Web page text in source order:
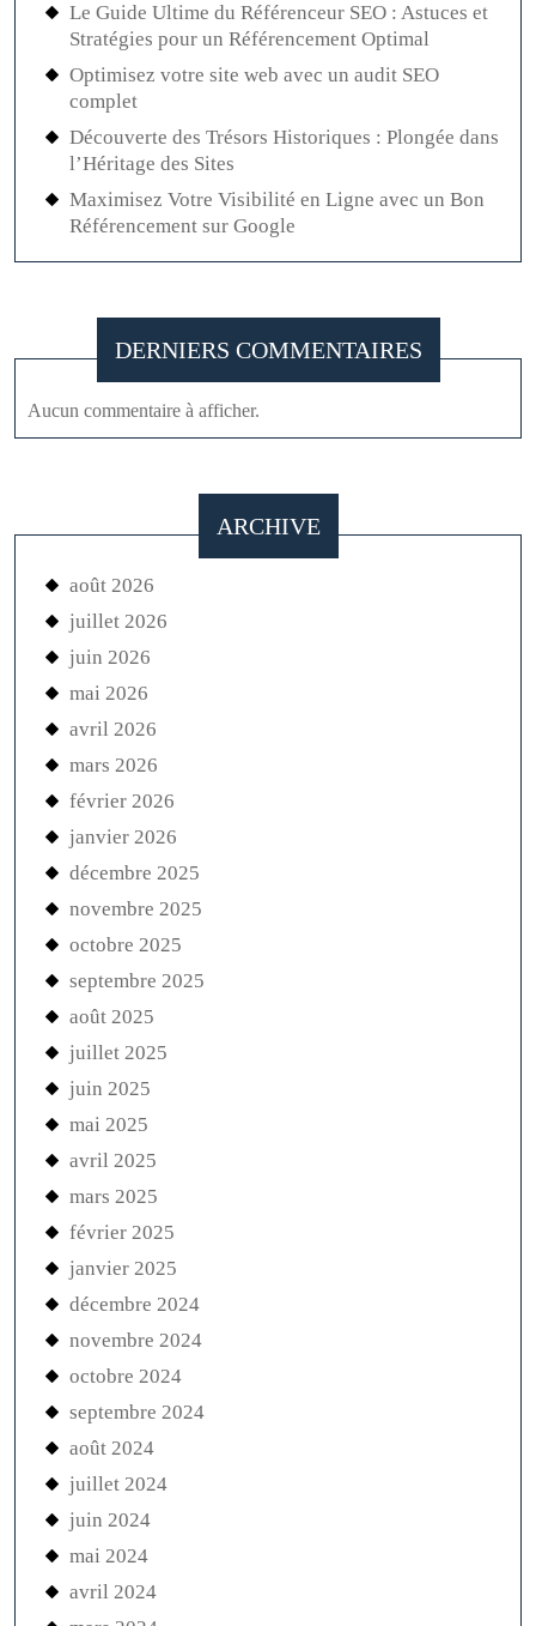
Le Guide Ultime du Référenceur SEO : Astuces et
Stratégies pour un Référencement Optimal
Optimisez votre site web avec un audit SEO
complet
Découverte des Trésors Historiques : Plongée dans
l’Héritage des Sites
Maximisez Votre Visibilité en Ligne avec un Bon
Référencement sur Google
DERNIERS COMMENTAIRES
Aucun commentaire à afficher.
ARCHIVE
août 2026
juillet 2026
juin 2026
mai 2026
avril 2026
mars 2026
février 2026
janvier 2026
décembre 2025
novembre 2025
octobre 2025
septembre 2025
août 2025
juillet 2025
juin 2025
mai 2025
avril 2025
mars 2025
février 2025
janvier 2025
décembre 2024
novembre 2024
octobre 2024
septembre 2024
août 2024
juillet 2024
juin 2024
mai 2024
avril 2024